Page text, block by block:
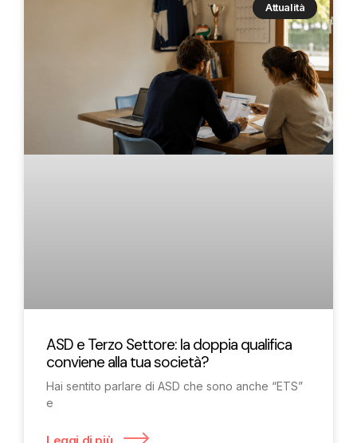
Attualità
ASD e Terzo Settore: la doppia qualifica
conviene alla tua società?
Hai sentito parlare di ASD che sono anche “ETS”
e